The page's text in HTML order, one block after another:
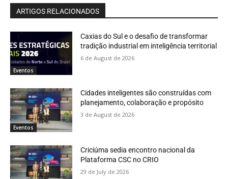
ARTIGOS RELACIONADOS
Eventos
Caxias do Sul e o desafio de transformar
tradição industrial em inteligência territorial
6 de August de 2026
Eventos
Cidades inteligentes são construídas com
planejamento, colaboração e propósito
3 de August de 2026
Criciúma sedia encontro nacional da
Plataforma CSC no CRIO
29 de July de 2026